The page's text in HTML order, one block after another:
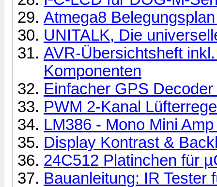
Atmega8
UNITALK, Die
AVR-Übersichtsheft
Komponenten
Einfacher GPS
PWM 2-Kanal
LM386 - Mono Mini
Display Kontrast &
24C512 Platinchen für
Bauanleitung: IR Tester